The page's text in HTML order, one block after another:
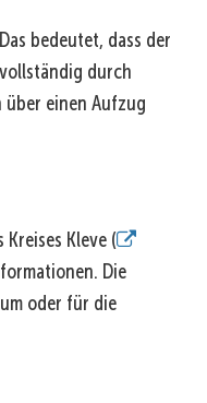
bedeutet, dass der
durch
über einen Aufzug
Kleve (
Die
oder für die